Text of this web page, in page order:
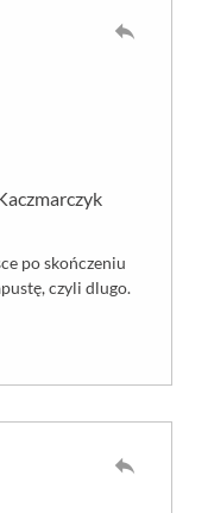
po skończeniu
czyli dlugo.
reply
reply